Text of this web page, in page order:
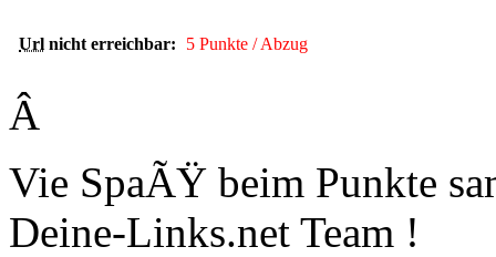
Url nicht erreichbar: 5 Punkte / Abzug
Â
Vie SpaÃŸ beim Punkte
Deine-Links.net Team !